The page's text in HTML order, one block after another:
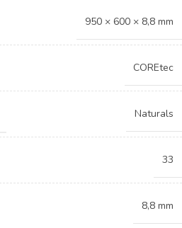
950 × 600 × 8,8 mm
COREtec
Naturals
33
8,8 mm